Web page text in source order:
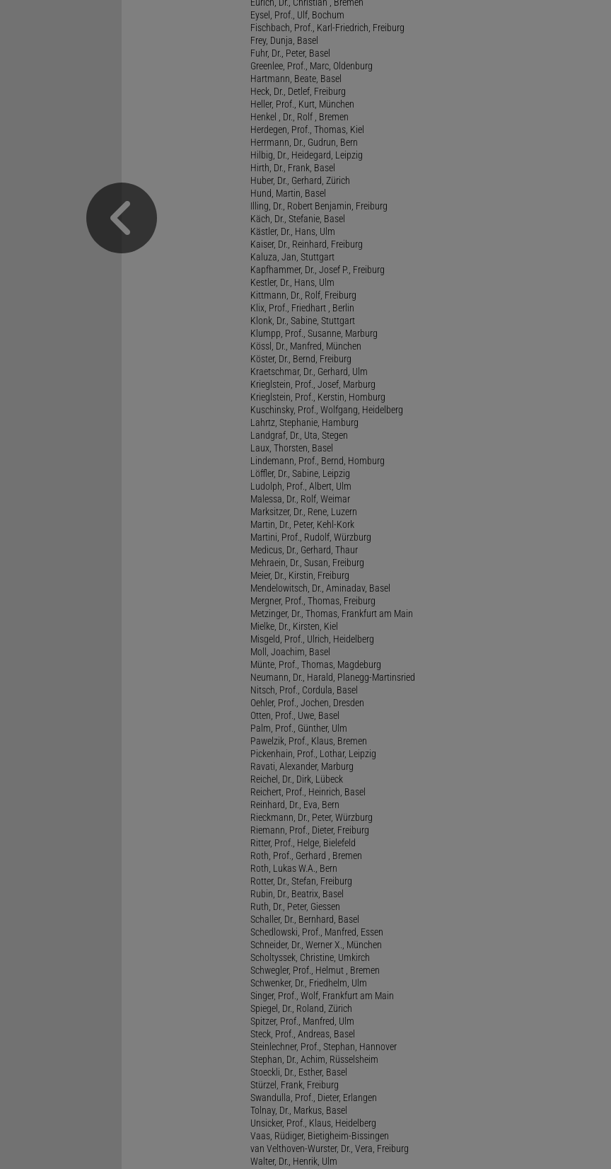
Eysel, Prof., Ulf, Bochum
Fischbach, Prof., Karl-Friedrich, Freiburg
Frey, Dunja, Basel
Fuhr, Dr., Peter, Basel
Greenlee, Prof., Marc, Oldenburg
Hartmann, Beate, Basel
Heck, Dr., Detlef, Freiburg
Heller, Prof., Kurt, München
Henkel , Dr., Rolf , Bremen
Herdegen, Prof., Thomas, Kiel
Herrmann, Dr., Gudrun, Bern
Hilbig, Dr., Heidegard, Leipzig
Hirth, Dr., Frank, Basel
Huber, Dr., Gerhard, Zürich
Hund, Martin, Basel
Illing, Dr., Robert Benjamin, Freiburg
Käch, Dr., Stefanie, Basel
Kästler, Dr., Hans, Ulm
Kaiser, Dr., Reinhard, Freiburg
Kaluza, Jan, Stuttgart
Kapfhammer, Dr., Josef P., Freiburg
Kestler, Dr., Hans, Ulm
Kittmann, Dr., Rolf, Freiburg
Klix, Prof., Friedhart , Berlin
Klonk, Dr., Sabine, Stuttgart
Klumpp, Prof., Susanne, Marburg
Kössl, Dr., Manfred, München
Köster, Dr., Bernd, Freiburg
Kraetschmar, Dr., Gerhard, Ulm
Krieglstein, Prof., Josef, Marburg
Krieglstein, Prof., Kerstin, Homburg
Kuschinsky, Prof., Wolfgang, Heidelberg
Lahrtz, Stephanie, Hamburg
Landgraf, Dr., Uta, Stegen
Laux, Thorsten, Basel
Lindemann, Prof., Bernd, Homburg
Löffler, Dr., Sabine, Leipzig
Ludolph, Prof., Albert, Ulm
Malessa, Dr., Rolf, Weimar
Marksitzer, Dr., Rene, Luzern
Martin, Dr., Peter, Kehl-Kork
Martini, Prof., Rudolf, Würzburg
Medicus, Dr., Gerhard, Thaur
Mehraein, Dr., Susan, Freiburg
Meier, Dr., Kirstin, Freiburg
Mendelowitsch, Dr., Aminadav, Basel
Mergner, Prof., Thomas, Freiburg
Metzinger, Dr., Thomas, Frankfurt am Main
Mielke, Dr., Kirsten, Kiel
Misgeld, Prof., Ulrich, Heidelberg
Moll, Joachim, Basel
Münte, Prof., Thomas, Magdeburg
Neumann, Dr., Harald, Planegg-Martinsried
Nitsch, Prof., Cordula, Basel
Oehler, Prof., Jochen, Dresden
Otten, Prof., Uwe, Basel
Palm, Prof., Günther, Ulm
Pawelzik, Prof., Klaus, Bremen
Pickenhain, Prof., Lothar, Leipzig
Ravati, Alexander, Marburg
Reichel, Dr., Dirk, Lübeck
Reichert, Prof., Heinrich, Basel
Reinhard, Dr., Eva, Bern
Rieckmann, Dr., Peter, Würzburg
Riemann, Prof., Dieter, Freiburg
Ritter, Prof., Helge, Bielefeld
Roth, Prof., Gerhard , Bremen
Roth, Lukas W.A., Bern
Rotter, Dr., Stefan, Freiburg
Rubin, Dr., Beatrix, Basel
Ruth, Dr., Peter, Giessen
Schaller, Dr., Bernhard, Basel
Schedlowski, Prof., Manfred, Essen
Schneider, Dr., Werner X., München
Scholtyssek, Christine, Umkirch
Schwegler, Prof., Helmut , Bremen
Schwenker, Dr., Friedhelm, Ulm
Singer, Prof., Wolf, Frankfurt am Main
Spiegel, Dr., Roland, Zürich
Spitzer, Prof., Manfred, Ulm
Steck, Prof., Andreas, Basel
Steinlechner, Prof., Stephan, Hannover
Stephan, Dr., Achim, Rüsselsheim
Stoeckli, Dr., Esther, Basel
Stürzel, Frank, Freiburg
Swandulla, Prof., Dieter, Erlangen
Tolnay, Dr., Markus, Basel
Unsicker, Prof., Klaus, Heidelberg
Vaas, Rüdiger, Bietigheim-Bissingen
van Velthoven-Wurster, Dr., Vera, Freiburg
Walter, Dr., Henrik, Ulm